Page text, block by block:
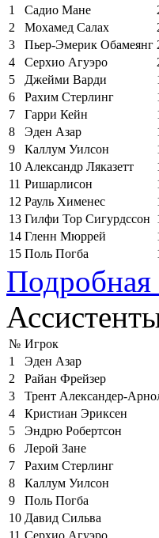
1
Садио Мане
2
Мохамед Салах
3
Пьер-Эмерик Обамеянг
4
Серхио Агуэро
5
Джейми Варди
6
Рахим Стерлинг
7
Гарри Кейн
8
Эден Азар
9
Каллум Уилсон
10 Александр Ляказетт
11 Ришарлисон
12 Рауль Хименес
13 Гилфи Тор Сигурдссон
14 Гленн Мюррей
15 Поль Погба
Подробная
№ Игрок
1
Эден Азар
2
Райан Фрейзер
3
Трент Александер-
4
Кристиан Эриксен
5
Эндрю Робертсон
6
Лерой Зане
7
Рахим Стерлинг
8
Каллум Уилсон
9
Поль Погба
10 Давид Сильва
11 Серхио Агуэро